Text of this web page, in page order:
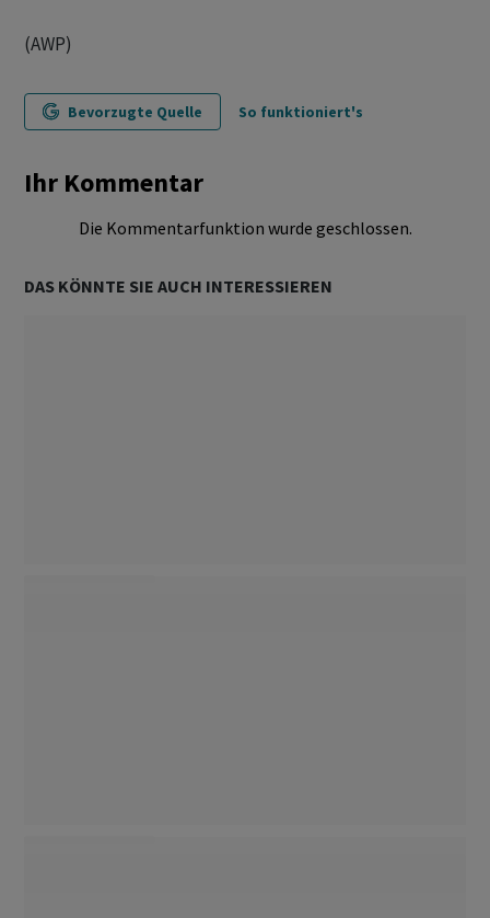
(AWP)
Bevorzugte Quelle So funktioniert's
Ihr Kommentar
Die Kommentarfunktion wurde geschlossen.
DAS KÖNNTE SIE AUCH INTERESSIEREN